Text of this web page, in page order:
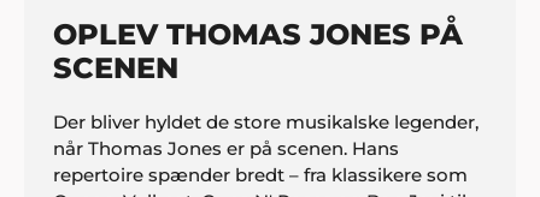
OPLEV THOMAS JONES PÅ
SCENEN
Der bliver hyldet de store musikalske legender,
når Thomas Jones er på scenen. Hans
repertoire spænder bredt – fra klassikere som